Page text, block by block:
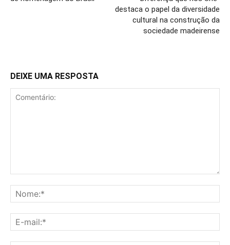
destaca o papel da diversidade
cultural na construção da
sociedade madeirense
DEIXE UMA RESPOSTA